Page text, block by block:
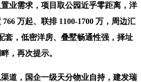
业需求，项目取公园近乎零距离，洋
万起、联排 1100-1700 万，周边汇
套，低密洋房、叠墅畅通性强，择址
，再次提示。
，国企一级天分物业自持，建发瑞